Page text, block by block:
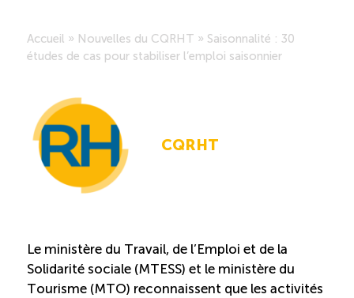
Saisonnalité des emplois
Outils et ressources
Portail RH
Descriptions de fonction
Diffusion d’offres d’emploi en ligne
Accueil » Nouvelles du CQRHT » Saisonnalité : 30
études de cas pour stabiliser l’emploi saisonnier
CQRHT
Le ministère du Travail, de l’Emploi et de la
Solidarité sociale (MTESS) et le ministère du
Tourisme (MTO) reconnaissent que les activités